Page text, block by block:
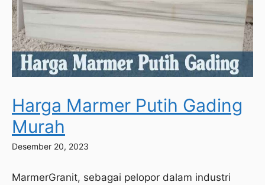
Harga Marmer Putih Gading
Murah
Desember 20, 2023
MarmerGranit, sebagai pelopor dalam industri